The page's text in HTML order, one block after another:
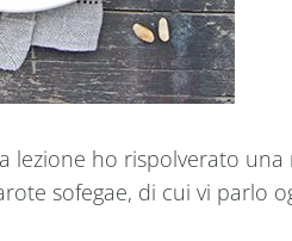
lezione ho rispolverato una
sofegae, di cui vi parlo